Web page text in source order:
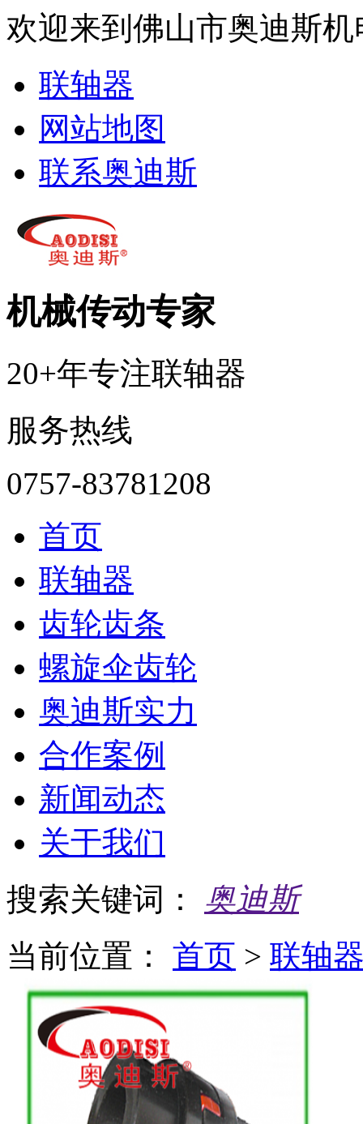
欢迎来到佛山市奥迪斯
联轴器
网站地图
联系奥迪斯
机械传动专家
20+年专注联轴器
服务热线
0757-83781208
首页
联轴器
齿轮齿条
螺旋伞齿轮
奥迪斯实力
合作案例
新闻动态
关于我们
搜索关键词： 奥迪斯
当前位置：
首页 > 联轴